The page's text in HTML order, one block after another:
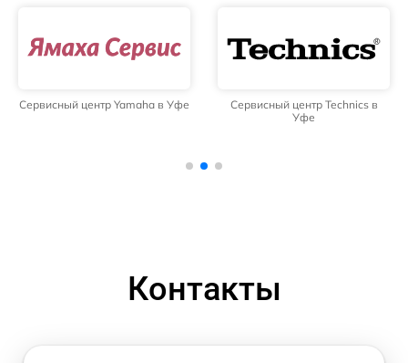
Сервисный центр Yamaha в Уфе
Сервисный центр Technics в
Уфе
Контакты